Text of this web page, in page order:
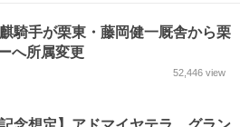
騎手が栗東・藤岡健一厩舎から栗
へ所属変更
52,446 view